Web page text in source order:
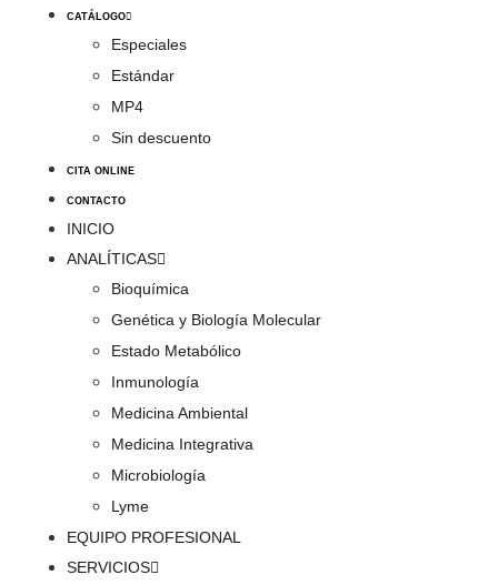
CATÁLOGO
Especiales
Estándar
MP4
Sin descuento
CITA ONLINE
CONTACTO
INICIO
ANALÍTICAS
Bioquímica
Genética y Biología Molecular
Estado Metabólico
Inmunología
Medicina Ambiental
Medicina Integrativa
Microbiología
Lyme
EQUIPO PROFESIONAL
SERVICIOS